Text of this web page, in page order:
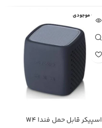
اتمام موجودی
اسپیکر قابل حمل فندا W4